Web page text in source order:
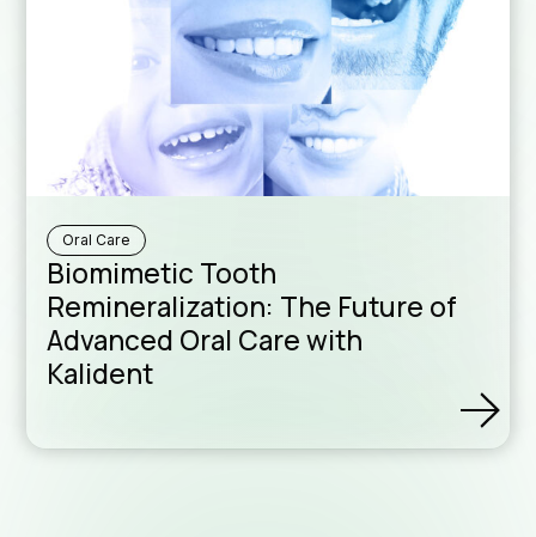
Sales
Oral Care
Biomimetic Tooth
Remineralization: The Future of
Advanced Oral Care with
Kalident